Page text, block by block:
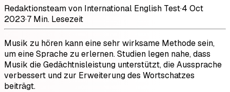
Redaktionsteam von International English Test·4 Oct
2023·7 Min. Lesezeit
Musik zu hören kann eine sehr wirksame Methode sein,
um eine Sprache zu erlernen. Studien legen nahe, dass
Musik die Gedächtnisleistung unterstützt, die Aussprache
verbessert und zur Erweiterung des Wortschatzes
beiträgt.